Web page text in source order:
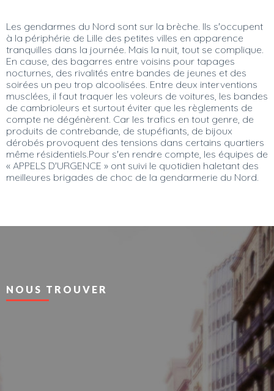
Les gendarmes du Nord sont sur la brèche. Ils s'occupent
à la périphérie de Lille des petites villes en apparence
tranquilles dans la journée. Mais la nuit, tout se complique.
En cause, des bagarres entre voisins pour tapages
nocturnes, des rivalités entre bandes de jeunes et des
soirées un peu trop alcoolisées. Entre deux interventions
musclées, il faut traquer les voleurs de voitures, les bandes
de cambrioleurs et surtout éviter que les règlements de
compte ne dégénèrent. Car les trafics en tout genre, de
produits de contrebande, de stupéfiants, de bijoux
dérobés provoquent des tensions dans certains quartiers
même résidentiels.Pour s'en rendre compte, les équipes de
« APPELS D'URGENCE » ont suivi le quotidien haletant des
meilleures brigades de choc de la gendarmerie du Nord.
NOUS TROUVER